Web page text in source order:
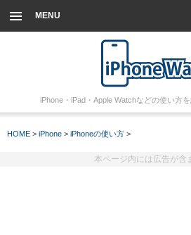
MENU
iPhone・iPad・Apple Watchなどの使い方
HOME > iPhone > iPhoneの使い方 >
本ページ内には広告が含